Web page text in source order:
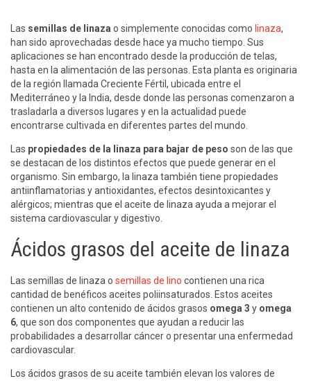
Las semillas de linaza o simplemente conocidas como linaza,
han sido aprovechadas desde hace ya mucho tiempo. Sus
aplicaciones se han encontrado desde la producción de telas,
hasta en la alimentación de las personas. Esta planta es originaria
de la región llamada Creciente Fértil, ubicada entre el
Mediterráneo y la India, desde donde las personas comenzaron a
trasladarla a diversos lugares y en la actualidad puede
encontrarse cultivada en diferentes partes del mundo.
Las propiedades de la linaza para bajar de peso son de las que
se destacan de los distintos efectos que puede generar en el
organismo. Sin embargo, la linaza también tiene propiedades
antiinflamatorias y antioxidantes, efectos desintoxicantes y
alérgicos; mientras que el aceite de linaza ayuda a mejorar el
sistema cardiovascular y digestivo.
Ácidos grasos del aceite de linaza
Las semillas de linaza o semillas de lino contienen una rica
cantidad de benéficos aceites poliinsaturados. Estos aceites
contienen un alto contenido de ácidos grasos omega 3 y omega
6, que son dos componentes que ayudan a reducir las
probabilidades a desarrollar cáncer o presentar una enfermedad
cardiovascular.
Los ácidos grasos de su aceite también elevan los valores de